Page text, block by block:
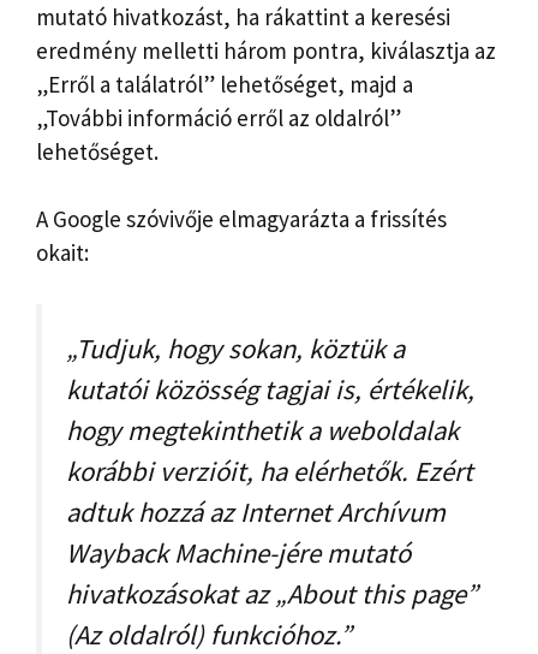
mutató hivatkozást, ha rákattint a keresési
eredmény melletti három pontra, kiválasztja az
„Erről a találatról” lehetőséget, majd a
„További információ erről az oldalról”
lehetőséget.
A Google szóvivője elmagyarázta a frissítés
okait:
„Tudjuk, hogy sokan, köztük a
kutatói közösség tagjai is, értékelik,
hogy megtekinthetik a weboldalak
korábbi verzióit, ha elérhetők. Ezért
adtuk hozzá az Internet Archívum
Wayback Machine-jére mutató
hivatkozásokat az „About this page”
(Az oldalról) funkcióhoz.”